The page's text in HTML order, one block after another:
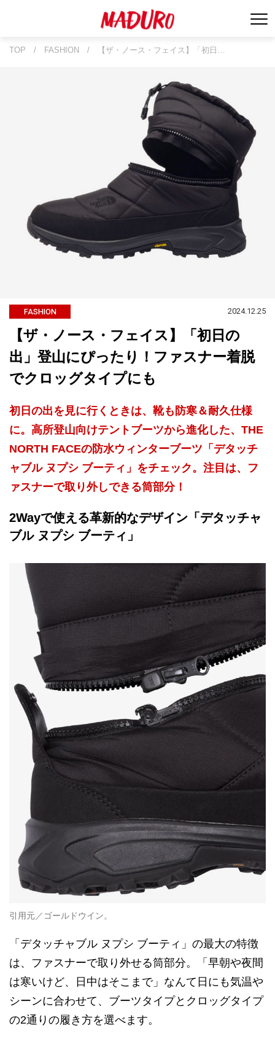
TOP / FASHION / 【ザ・ノース・フェイス】「初日…
FASHION 2024.12.25
【ザ・ノース・フェイス】「初日の
出」登山にぴったり！ファスナー着脱
でクロッグタイプにも
初日の出を見に行くときは、靴も防寒＆耐久仕様
に。高所登山向けテントブーツから進化した、THE
NORTH FACEの防水ウィンターブーツ「デタッチ
ャブル ヌプシ ブーティ」をチェック。注目は、フ
ァスナーで取り外しできる筒部分！
2Wayで使える革新的なデザイン「デタッチャ
ブル ヌプシ ブーティ」
引用元／ゴールドウイン。
「デタッチャブル ヌプシ ブーティ」の最大の特徴
は、ファスナーで取り外せる筒部分。「早朝や夜間
は寒いけど、日中はそこまで」なんて日にも気温や
シーンに合わせて、ブーツタイプとクロッグタイプ
の2通りの履き方を選べます。